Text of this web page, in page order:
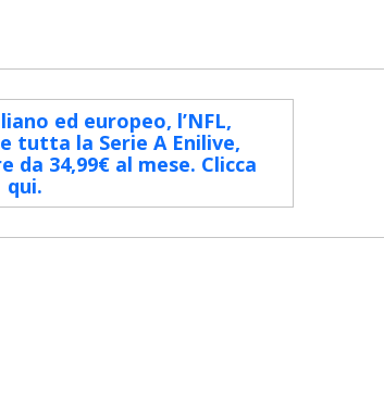
ed europeo, l’NFL,
tutta la Serie A Enilive,
da 34,99€ al mese. Clicca
qui.